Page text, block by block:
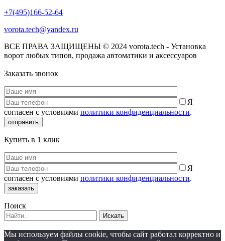
+7(495)166-52-64
vorota.tech@yandex.ru
ВСЕ ПРАВА ЗАЩИЩЕНЫ © 2024 vorota.tech - Установка
ворот любых типов, продажа автоматики и аксессуаров
Заказать звонок
Я
согласен с условиями политики конфиденциальности.
отправить
Купить в 1 клик
Я
согласен с условиями политики конфиденциальности.
заказать
Поиск
Искать
Мы используем файлы cookie, чтобы сайт работал корректно и